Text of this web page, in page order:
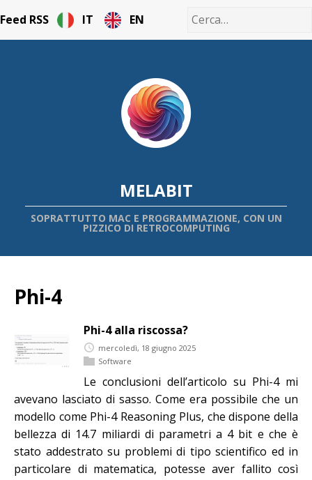
Feed RSS IT EN
MELABIT
SOPRATTUTTO MAC E PROGRAMMAZIONE, CON UN
PIZZICO DI RETROCOMPUTING
Phi-4
Phi-4 alla riscossa?
mercoledì, 18 giugno 2025
Software
Le conclusioni dell’articolo su Phi-4 mi
avevano lasciato di sasso. Come era possibile che un
modello come Phi-4 Reasoning Plus, che dispone della
bellezza di 14.7 miliardi di parametri a 4 bit e che è
stato addestrato su problemi di tipo scientifico ed in
particolare di matematica, potesse aver fallito così